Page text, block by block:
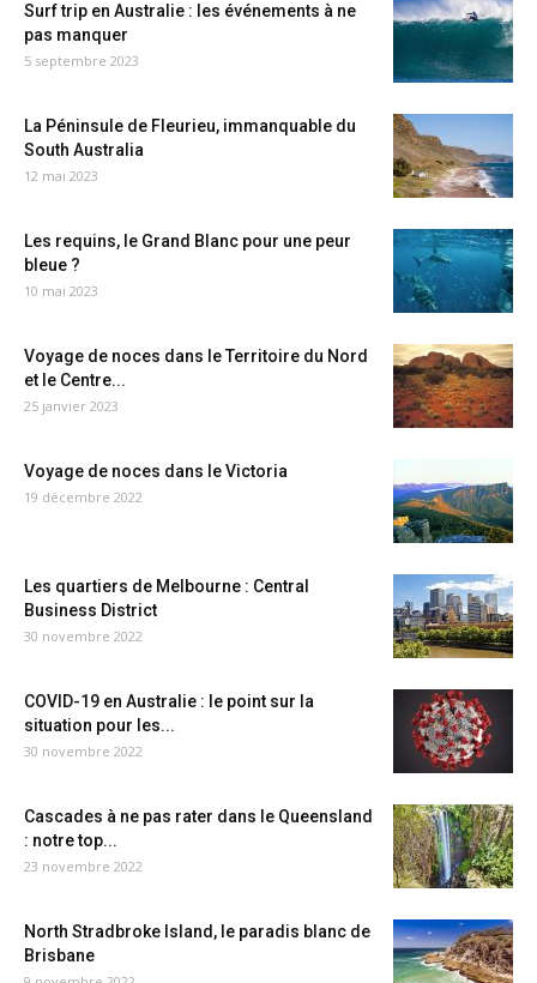
Surf trip en Australie : les événements à ne
pas manquer
5 septembre 2023
La Péninsule de Fleurieu, immanquable du
South Australia
12 mai 2023
Les requins, le Grand Blanc pour une peur
bleue ?
10 mai 2023
Voyage de noces dans le Territoire du Nord
et le Centre...
25 janvier 2023
Voyage de noces dans le Victoria
19 décembre 2022
Les quartiers de Melbourne : Central
Business District
30 novembre 2022
COVID-19 en Australie : le point sur la
situation pour les...
30 novembre 2022
Cascades à ne pas rater dans le Queensland
: notre top...
23 novembre 2022
North Stradbroke Island, le paradis blanc de
Brisbane